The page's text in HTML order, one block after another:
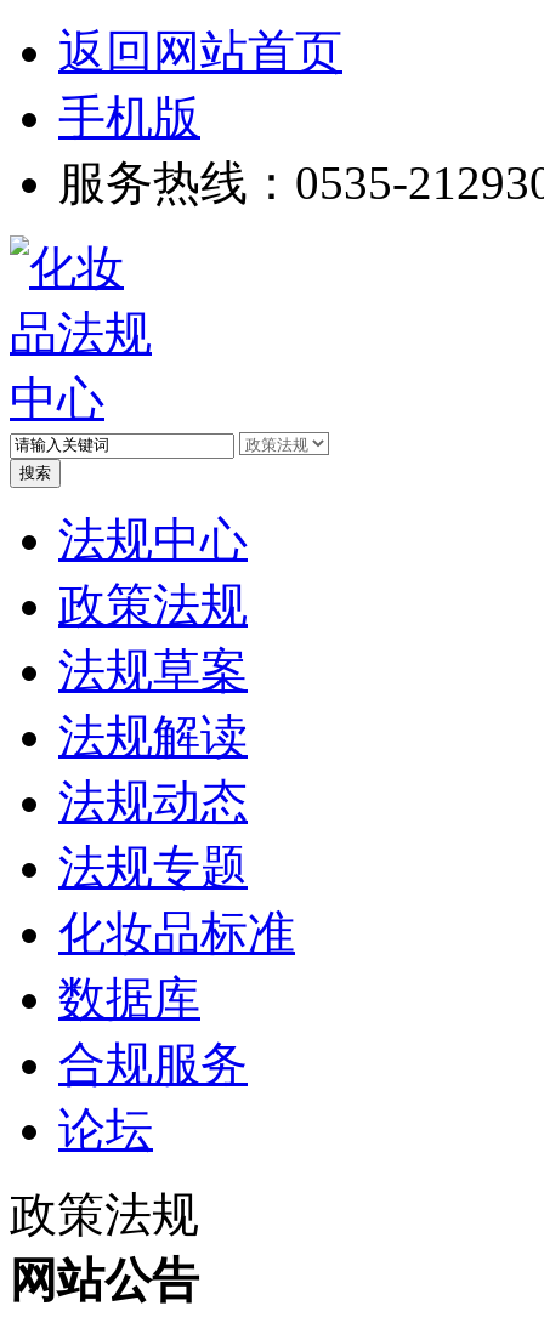
返回网站首页
手机版
服务热线：0535-
法规中心
政策法规
法规草案
法规解读
法规动态
法规专题
化妆品标准
数据库
合规服务
论坛
政策法规
网站公告